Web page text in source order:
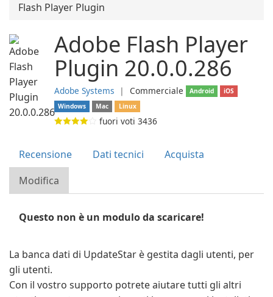
Flash Player Plugin
Adobe Flash Player
Plugin 20.0.0.286
Adobe Systems ❘ Commerciale Android
iOS
Windows
Mac Linux
fuori voti 3436
Recensione Dati tecnici
Acquista
Modifica
Questo non è un modulo da scaricare!
La banca dati di UpdateStar è gestita dagli utenti, per
gli utenti.
Con il vostro supporto potrete aiutare tutti gli altri